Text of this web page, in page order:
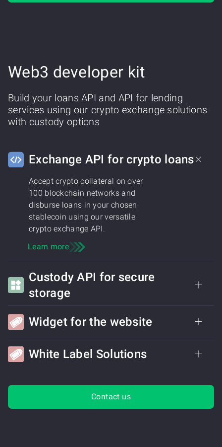
Web3 developer kit
Build your loans API and API for lending
services using our crypto exchange solutions
with custody options
Exchange API for crypto loans
Accept crypto collateral on over
100 blockchain networks and
disburse loans in your chosen
stablecoin using our versatile
crypto exchange API.
Learn more
Custody API for secure
storage
Widget for the website
White Label Solutions
Contact us